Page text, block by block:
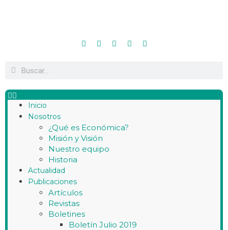
Inicio
Nosotros
¿Qué es Económica?
Misión y Visión
Nuestro equipo
Historia
Actualidad
Publicaciones
Artículos
Revistas
Boletines
Boletín Julio 2019